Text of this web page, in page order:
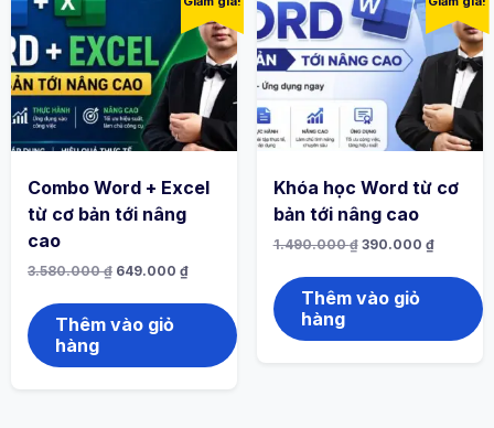
Combo Word + Excel
từ cơ bản tới nâng
cao
3.580.000₫ 649.000 ₫
Thêm vào giỏ
hàng
Khóa học Word từ cơ
bản tới nâng cao
1.490.000₫ 390.000 ₫
Thêm vào giỏ
hàng